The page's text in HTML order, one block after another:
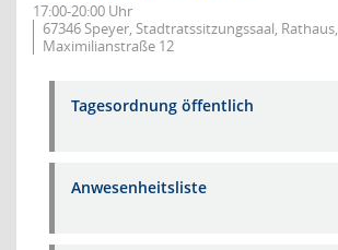
17:00-20:00 Uhr
67346 Speyer, Stadtratssitzungssaal, Rathaus,
Maximilianstraße 12
Tagesordnung öffentlich
Anwesenheitsliste